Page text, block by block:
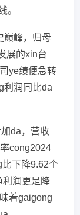
。
巅峰，归母
展的xin台
ye绩便急转
利润同比da
da，营收
cong2024
下降9.62个
利润更是降
着gaigong